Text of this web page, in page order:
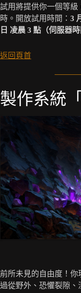
試用將提供你一個等級
時。開放試用時間： 3
日 凌晨 3 點（伺服器時
返回頁首
製作系統
前所未見的自由度！
過從野外、恐懼裂隙